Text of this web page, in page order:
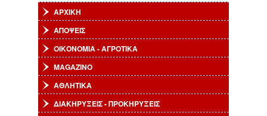
ΑΡΧΙΚΗ
ΑΠΟΨΕΙΣ
ΟΙΚΟΝΟΜΙΑ - ΑΓΡΟΤΙΚΑ
MAGAZINO
ΑΘΛΗΤΙΚΑ
ΔΙΑΚΗΡΥΞΕΙΣ - ΠΡΟΚΗΡΥΞΕΙΣ